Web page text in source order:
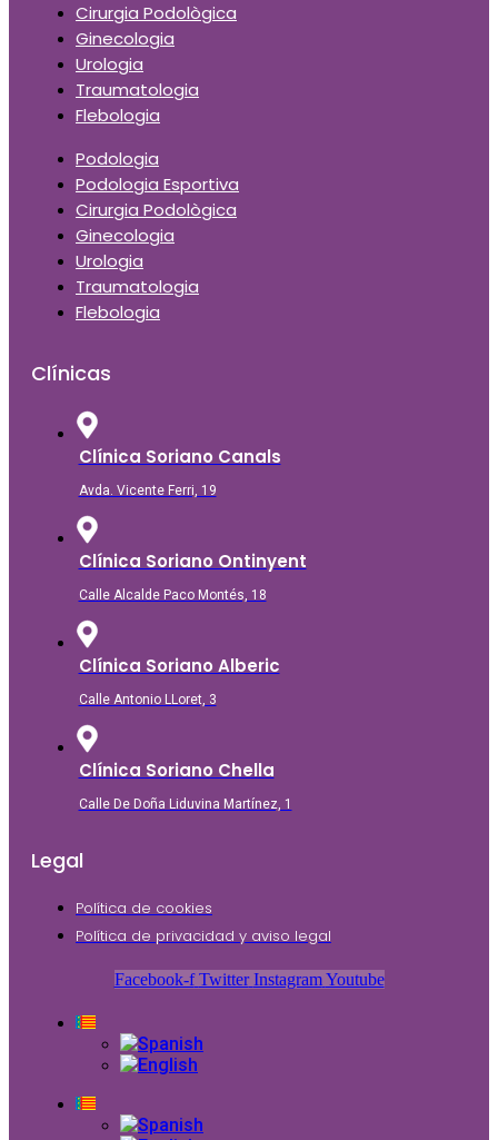
Cirurgia Podològica
Ginecologia
Urologia
Traumatologia
Flebologia
Podologia
Podologia Esportiva
Cirurgia Podològica
Ginecologia
Urologia
Traumatologia
Flebologia
Clínicas
Clínica Soriano Canals
Avda. Vicente Ferri, 19
Clínica Soriano Ontinyent
Calle Alcalde Paco Montés, 18
Clínica Soriano Alberic
Calle Antonio LLoret, 3
Clínica Soriano Chella
Calle De Doña Liduvina Martínez, 1
Legal
Política de cookies
Política de privacidad y aviso legal
Facebook-f Twitter Instagram Youtube